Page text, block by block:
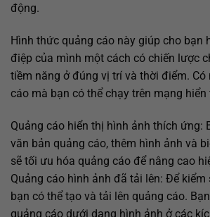
động.
Hình thức quảng cáo này giúp cho bạn
điệp của mình một cách có chiến lược
tiềm năng ở đúng vị trí và thời điểm.
cáo mà bạn có thể chạy trên mạng hiển
Quảng cáo hiển thị hình ảnh thích ứng:
văn bản quảng cáo, thêm hình ảnh và
sẽ tối ưu hóa quảng cáo để nâng cao
Quảng cáo hình ảnh đã tải lên: Để kiểm
bạn có thể tạo và tải lên quảng cáo.
quảng cáo dưới dạng hình ảnh ở các